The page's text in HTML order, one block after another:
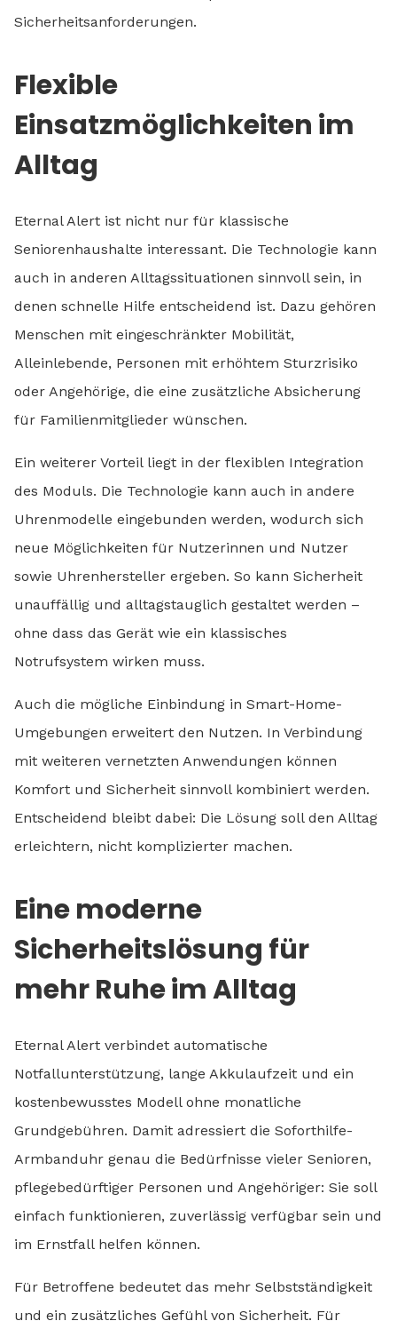
Sicherheitsanforderungen.
Flexible
Einsatzmöglichkeiten im
Alltag
Eternal Alert ist nicht nur für klassische
Seniorenhaushalte interessant. Die Technologie kann
auch in anderen Alltagssituationen sinnvoll sein, in
denen schnelle Hilfe entscheidend ist. Dazu gehören
Menschen mit eingeschränkter Mobilität,
Alleinlebende, Personen mit erhöhtem Sturzrisiko
oder Angehörige, die eine zusätzliche Absicherung
für Familienmitglieder wünschen.
Ein weiterer Vorteil liegt in der flexiblen Integration
des Moduls. Die Technologie kann auch in andere
Uhrenmodelle eingebunden werden, wodurch sich
neue Möglichkeiten für Nutzerinnen und Nutzer
sowie Uhrenhersteller ergeben. So kann Sicherheit
unauffällig und alltagstauglich gestaltet werden –
ohne dass das Gerät wie ein klassisches
Notrufsystem wirken muss.
Auch die mögliche Einbindung in Smart-Home-
Umgebungen erweitert den Nutzen. In Verbindung
mit weiteren vernetzten Anwendungen können
Komfort und Sicherheit sinnvoll kombiniert werden.
Entscheidend bleibt dabei: Die Lösung soll den Alltag
erleichtern, nicht komplizierter machen.
Eine moderne
Sicherheitslösung für
mehr Ruhe im Alltag
Eternal Alert verbindet automatische
Notfallunterstützung, lange Akkulaufzeit und ein
kostenbewusstes Modell ohne monatliche
Grundgebühren. Damit adressiert die Soforthilfe-
Armbanduhr genau die Bedürfnisse vieler Senioren,
pflegebedürftiger Personen und Angehöriger: Sie soll
einfach funktionieren, zuverlässig verfügbar sein und
im Ernstfall helfen können.
Für Betroffene bedeutet das mehr Selbstständigkeit
und ein zusätzliches Gefühl von Sicherheit. Für